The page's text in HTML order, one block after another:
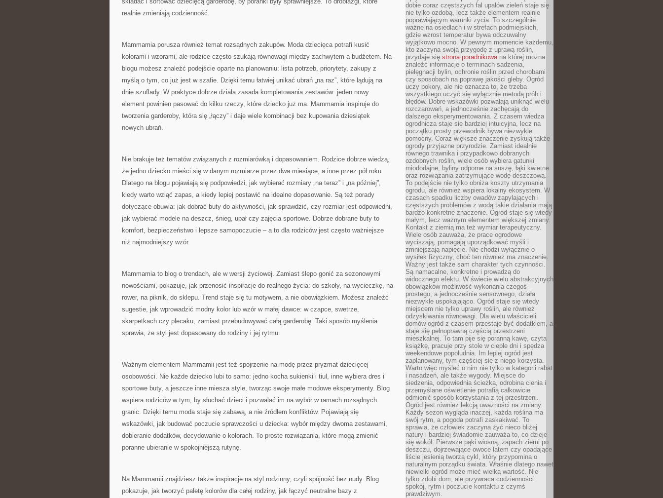
realnie zmieniają codzienność.
Mammamia porusza również temat rozsądnych zakupów. Moda dziecięca potrafi kusić
kolorami i wzorami, ale rodzice często szukają równowagi między zachwytem a budżetem. Na
blogu możesz znaleźć podejście oparte na planowaniu: lista potrzeb, priorytety, zakupy z
myślą o tym, co już jest w szafie. Dzięki temu łatwiej unikać ubrań „na raz”, które lądują na
dnie szuflady. W praktyce dobrze działa zasada kompletowania zestawów: jeden nowy
element powinien pasować do kilku rzeczy, które dziecko już ma. Mammamia inspiruje do
tworzenia garderoby, która się „łączy” i daje wiele kombinacji bez kupowania dziesiątek
nowych ubrań.
Nie brakuje też tematów związanych z rozmiarówką i dopasowaniem. Rodzice dobrze wiedzą,
że jedno dziecko mieści się w danym rozmiarze przez dwa miesiące, a inne przez pół roku.
Dlatego na blogu pojawiają się podpowiedzi, jak wybierać rozmiary „na teraz” i „na później”,
kiedy warto wziąć zapas, a kiedy lepiej postawić na idealne dopasowanie. Są też porady
dotyczące obuwia: jak dobrać buty do aktywności, jak sprawdzić, czy rozmiar jest odpowiedni,
jak wybierać modele na deszcz, śnieg, upał czy zajęcia sportowe. Dobrze dobrane buty to
komfort, bezpieczeństwo i lepsze samopoczucie – a to dla rodziców jest często ważniejsze
niż najmodniejszy wzór.
Mammamia to blog o trendach, ale w wersji życiowej. Zamiast ślepo gonić za sezonowymi
nowościami, pokazuje, jak przenosić inspiracje do realnego życia: do szkoły, na wycieczkę, na
rower, na piknik, do sklepu. Trend staje się tu motywem, a nie obowiązkiem. Możesz znaleźć
sugestie, jak wprowadzić modny kolor lub wzór w małej dawce: w czapce, swetrze,
skarpetkach czy plecaku, zamiast przebudowywać całą garderobę. Taki sposób myślenia
sprawia, że styl jest dopasowany do rodziny i jej rytmu.
Ważnym elementem Mammamii jest też spojrzenie na modę przez pryzmat dziecięcej
osobowości. Nie każde dziecko lubi to samo: jedno kocha sukienki i tiul, inne wybiera dres i
sportowe buty, a jeszcze inne miesza style, tworząc swoje małe modowe eksperymenty. Blog
wspiera rodziców w tym, by słuchać dzieci i pozwalać im na wybór w ramach rozsądnych
granic. Dzięki temu moda staje się zabawą, a nie źródłem konfliktów. Pojawiają się
wskazówki, jak budować poczucie sprawczości u dziecka: wybór między dwoma zestawami,
dobieranie dodatków, decydowanie o kolorach. To proste rozwiązania, które mogą zmienić
poranne ubieranie w spokojniejszą rutynę.
Na Mammamii znajdziesz także inspiracje na styl rodzinny, czyli spójność bez nudy. Blog
pokazuje, jak tworzyć paletę kolorów dla całej rodziny, jak łączyć neutralne bazy z
dobie coraz częstszych fal upałów zieleń staje się
nie tylko ozdobą, lecz także elementem realnie
poprawiającym warunki życia. To szczególnie
ważne na osiedlach i w strefach podmiejskich,
gdzie wzrost temperatur bywa odczuwalny
wyjątkowo mocno. W pewnym momencie każdemu,
kto zaczyna swoją przygodę z uprawą roślin,
przydaje się strona poradnikowana której można
znaleźć informacje o terminach sadzenia,
pielęgnacji bylin, ochronie roślin przed chorobami
czy sposobach na poprawę jakości gleby. Ogród
uczy pokory, ale nie oznacza to, że trzeba
wszystkiego uczyć się wyłącznie metodą prób i
błędów. Dobre wskazówki pozwalają uniknąć wielu
rozczarowań, a jednocześnie zachęcają do
dalszego eksperymentowania. Z czasem wiedza
ogrodnicza staje się bardziej intuicyjna, lecz na
początku prosty przewodnik bywa niezwykle
pomocny. Coraz większe znaczenie zyskują także
ogrody przyjazne przyrodzie. Zamiast idealnie
równego trawnika i przypadkowo dobranych
ozdobnych roślin, wiele osób wybiera gatunki
miododajne, byliny odporne na suszę, łąki kwietne
oraz rozwiązania zatrzymujące wodę deszczową.
To podejście nie tylko obniża koszty utrzymania
ogrodu, ale również wspiera lokalny ekosystem. W
czasach spadku liczby owadów zapylających i
częstszych problemów z wodą takie działania mają
bardzo konkretne znaczenie. Ogród staje się wtedy
małym, lecz ważnym elementem większej zmiany.
Kontakt z ziemią ma też wymiar terapeutyczny.
Wiele osób zauważa, że prace ogrodowe
wyciszają, pomagają uporządkować myśli i
zmniejszają napięcie. Nie chodzi wyłącznie o
wysiłek fizyczny, choć ten również ma znaczenie.
Ważny jest także sam charakter tych czynności.
Są namacalne, konkretne i prowadzą do
widocznego efektu. W świecie wielu abstrakcyjnych
obowiązków możliwość wykonania czegoś
prostego, a jednocześnie sensownego, działa
niezwykle uspokajająco. Ogród staje się wtedy
miejscem nie tylko uprawy roślin, ale również
odzyskiwania równowagi. Dla wielu właścicieli
domów ogród z czasem przestaje być dodatkiem, a
staje się pełnoprawną częścią przestrzeni
mieszkalnej. To tam pije się poranną kawę, czyta
książkę, pracuje przy stole w ciepłe dni i spędza
weekendowe popołudnia. Im lepiej ogród jest
zaplanowany, tym częściej się z niego korzysta.
Warto więc myśleć o nim nie tylko w kategorii rabat
i nasadzeń, ale także wygody. Miejsce do
siedzenia, odpowiednia ścieżka, odrobina cienia i
przemyślane oświetlenie potrafią całkowicie
odmienić sposób korzystania z tej przestrzeni.
Ogród jest również lekcją uważności na zmiany.
Każdy sezon wygląda inaczej, każda roślina ma
swój rytm, a pogoda potrafi zaskakiwać. To
sprawia, że człowiek zaczyna żyć nieco bliżej
natury i bardziej świadomie zauważa to, co dzieje
się wokół. Pierwsze pąki wiosną, zapach ziemi po
deszczu, dojrzewające owoce latem czy opadające
liście jesienią tworzą cykl, który przypomina o
naturalnym porządku świata. Właśnie dlatego nawet
niewielki ogród może mieć wielką wartość. Nie
tylko zdobi dom, ale przywraca codzienności
spokój, rytm i poczucie kontaktu z czymś
prawdziwym.